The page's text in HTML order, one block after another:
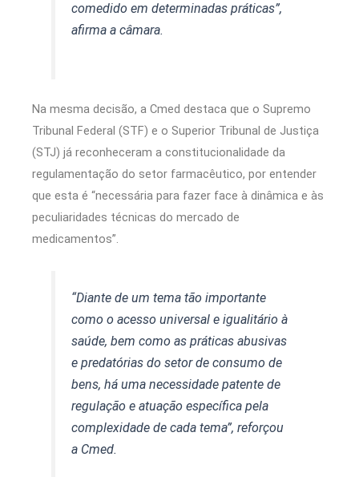
comedido em determinadas práticas”,
afirma a câmara.
Na mesma decisão, a Cmed destaca que o Supremo
Tribunal Federal (STF) e o Superior Tribunal de Justiça
(STJ) já reconheceram a constitucionalidade da
regulamentação do setor farmacêutico, por entender
que esta é “necessária para fazer face à dinâmica e às
peculiaridades técnicas do mercado de
medicamentos”.
“Diante de um tema tão importante
como o acesso universal e igualitário à
saúde, bem como as práticas abusivas
e predatórias do setor de consumo de
bens, há uma necessidade patente de
regulação e atuação específica pela
complexidade de cada tema”, reforçou
a Cmed.